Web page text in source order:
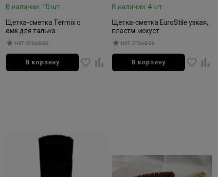
В наличии: 10 шт
Щетка-сметка Тermix с
емк.для талька
нет отзывов
В корзину
В наличии: 4 шт
Щетка-сметка EuroStile узкая,
пластм. искуст
нет отзывов
В корзину